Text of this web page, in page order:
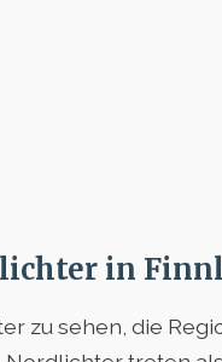
in
zu sehen, die